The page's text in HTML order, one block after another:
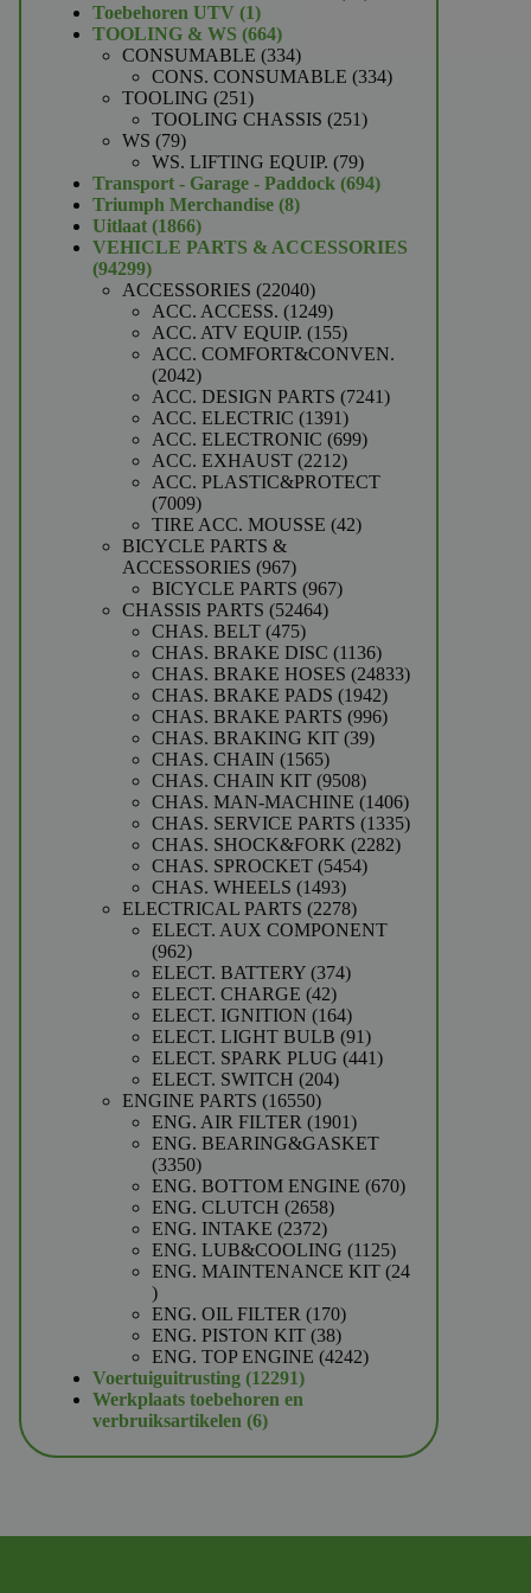
Toebehoren UTV 11
product
TOOLING & WS 664664
producten
CONSUMABLE 334334
producten
CONS. CONSUMABLE 334334
TOOLING 251251
producten
TOOLING CHASSIS 251251
WS 7979
producten
WS. LIFTING EQUIP. 7979
producten
Transport - Garage - Paddock 694694
Triumph Merchandise 88
Uitlaat 18661866
producten
VEHICLE PARTS & ACCESSORIES
9429994299
producten
ACCESSORIES 2204022040
producten
ACC. ACCESS. 12491249
producten
ACC. ATV EQUIP. 155155
producten
ACC. COMFORT&CONVEN.
20422042
producten
ACC. DESIGN PARTS 72417241
ACC. ELECTRIC 13911391
producten
ACC. ELECTRONIC 699699
ACC. EXHAUST 22122212
producten
ACC. PLASTIC&PROTECT
70097009
producten
TIRE ACC. MOUSSE 4242
BICYCLE PARTS &
ACCESSORIES 967967
producten
BICYCLE PARTS 967967
CHASSIS PARTS 5246452464
CHAS. BELT 475475
producten
CHAS. BRAKE DISC 11361136
producten
CHAS. BRAKE HOSES 2483324833
CHAS. BRAKE PADS 19421942
producten
CHAS. BRAKE PARTS 996996
CHAS. BRAKING KIT 3939
CHAS. CHAIN 15651565
producten
CHAS. CHAIN KIT 95089508
producten
CHAS. MAN-MACHINE 14061406
producten
CHAS. SERVICE PARTS 13351335
CHAS. SHOCK&FORK 22822282
CHAS. SPROCKET 54545454
CHAS. WHEELS 14931493
producten
ELECTRICAL PARTS 22782278
producten
ELECT. AUX COMPONENT
962962
producten
ELECT. BATTERY 374374
ELECT. CHARGE 4242
producten
ELECT. IGNITION 164164
producten
ELECT. LIGHT BULB 9191
producten
ELECT. SPARK PLUG 441441
ELECT. SWITCH 204204
ENGINE PARTS 1655016550
producten
ENG. AIR FILTER 19011901
producten
ENG. BEARING&GASKET
33503350
producten
ENG. BOTTOM ENGINE 670670
ENG. CLUTCH 26582658
ENG. INTAKE 23722372
producten
ENG. LUB&COOLING 11251125
producten
ENG. MAINTENANCE KIT 24
24
producten
ENG. OIL FILTER 170170
producten
ENG. PISTON KIT 3838
producten
ENG. TOP ENGINE 42424242
Voertuiguitrusting 1229112291
producten
Werkplaats toebehoren en
verbruiksartikelen 66